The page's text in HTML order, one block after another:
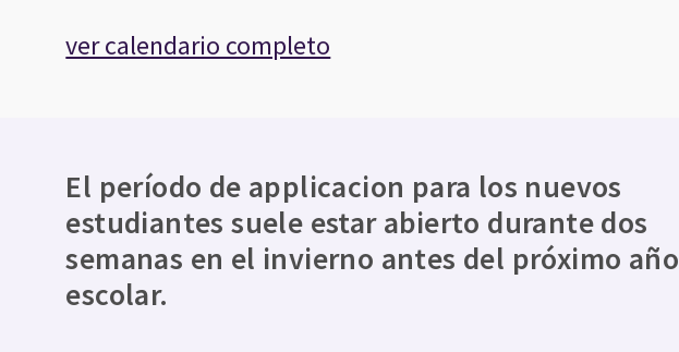
ver calendario completo
El período de applicacion para los nuevos
estudiantes suele estar abierto durante dos
semanas en el invierno antes del próximo año
escolar.